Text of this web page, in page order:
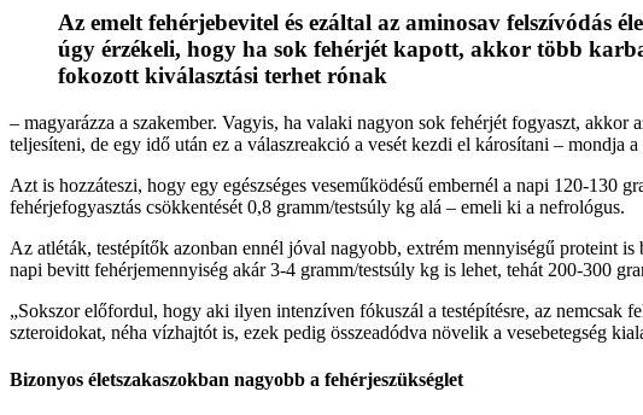
Az emelt fehérjebevitel és ezáltal az aminosav felszívódás
úgy érzékeli, hogy ha sok fehérjét kapott, akkor több
fokozott kiválasztási terhet rónak
– magyarázza a szakember. Vagyis, ha valaki nagyon sok fehérjét fogyaszt,
teljesíteni, de egy idő után ez a válaszreakció a vesét kezdi el károsítani – mondja a
Azt is hozzáteszi, hogy egy egészséges veseműködésű embernél a napi 120-130
fehérjefogyasztás csökkentését 0,8 gramm/testsúly kg alá – emeli ki a nefrológus.
Az atléták, testépítők azonban ennél jóval nagyobb, extrém mennyiségű proteint
napi bevitt fehérjemennyiség akár 3-4 gramm/testsúly kg is lehet, tehát 200-300
„Sokszor előfordul, hogy aki ilyen intenzíven fókuszál a testépítésre, az nemcsak
szteroidokat, néha vízhajtót is, ezek pedig összeadódva növelik a vesebetegség
Bizonyos életszakaszokban nagyobb a fehérjeszükséglet